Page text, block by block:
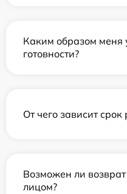
Каким образом меня
готовности?
От чего зависит
Возможен ли возврат
лицом?